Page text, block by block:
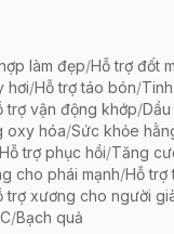
làm đẹp/Hỗ trợ đốt
hơi/Hỗ trợ táo bón/
trợ vận động khớp/
oxy hóa/Sức khỏe
Hỗ trợ phục hồi/Tăng
cho phái mạnh/Hỗ trợ
trợ xương cho người
/Bạch quả